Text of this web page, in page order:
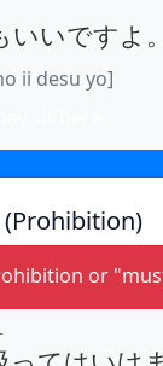
いいですよ。
ii desu yo]
(Prohibition)
or